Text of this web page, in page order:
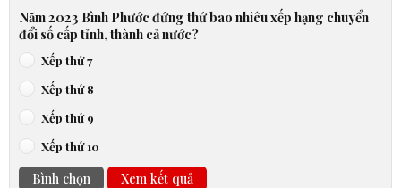
Năm 2023 Bình Phước đứng thứ bao nhiêu xếp hạng chuyển
đổi số cấp tỉnh, thành cả nước?
Xếp thứ 7
Xếp thứ 8
Xếp thứ 9
Xếp thứ 10
Bình chọn Xem kết quả